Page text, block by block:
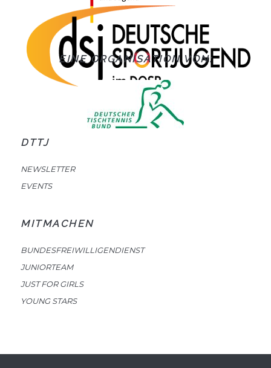
EINE ORGANISATION VON:
DTTJ
NEWSLETTER
EVENTS
MITMACHEN
BUNDESFREIWILLIGENDIENST
JUNIORTEAM
JUST FOR GIRLS
YOUNG STARS